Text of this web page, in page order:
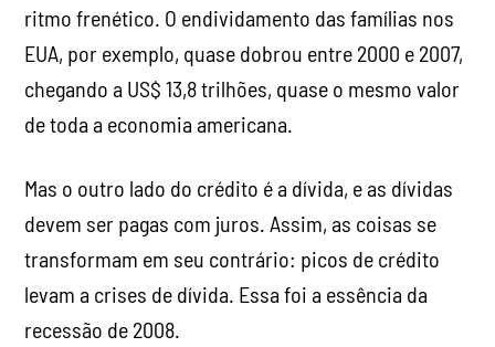
ritmo frenético. O endividamento das famílias nos
EUA, por exemplo, quase dobrou entre 2000 e 2007,
chegando a US$ 13,8 trilhões, quase o mesmo valor
de toda a economia americana.
Mas o outro lado do crédito é a dívida, e as dívidas
devem ser pagas com juros. Assim, as coisas se
transformam em seu contrário: picos de crédito
levam a crises de dívida. Essa foi a essência da
recessão de 2008.